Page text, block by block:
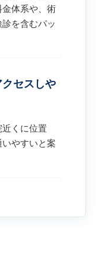
体系や、術
を含むパッ
セスしや
くに位置
やすいと案